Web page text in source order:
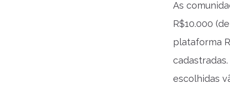
As
R$10.000
plataforma
escolhidas